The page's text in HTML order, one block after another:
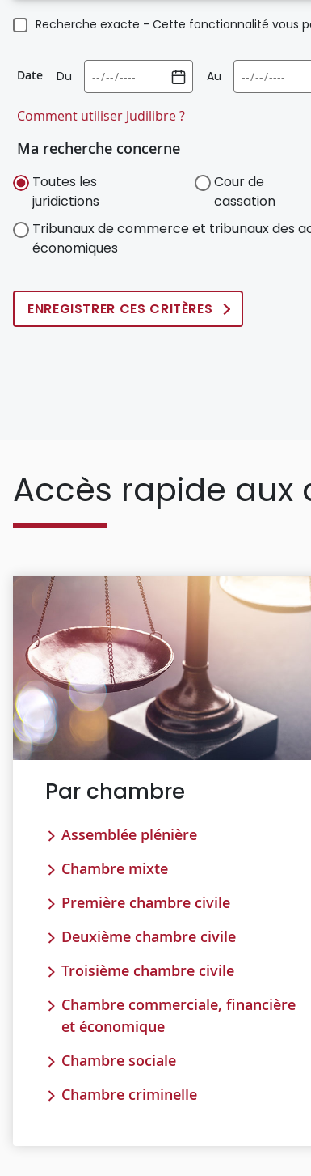
Recherche exacte - Cette fonctionnalité vous
Date Du Au
Comment utiliser Judilibre ?
Ma recherche concerne
Toutes les
juridictions
Cour de
cassation
Tribunaux de commerce et tribunaux des
économiques
ENREGISTRER CES CRITÈRES
Accès rapide aux
Par chambre
Assemblée plénière
Chambre mixte
Première chambre civile
Deuxième chambre civile
Troisième chambre civile
Chambre commerciale, financière
et économique
Chambre sociale
Chambre criminelle